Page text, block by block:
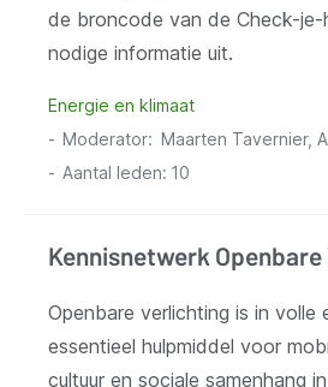
de broncode van de Check-je-
nodige informatie uit.
Energie en klimaat
Moderator
Maarten Tavernier,
Aantal leden: 10
Kennisnetwerk
Openbare verlichting is in volle
essentieel hulpmiddel voor
cultuur en sociale samenhang